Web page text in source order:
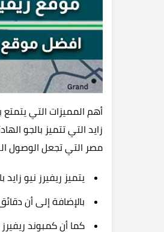
أهم المميزات التي يتمتع
زايد التي تتميز بالجو
مصر التي تجعل الوصول
يتميز ريفيرز نيو زايد
بالإضافة إلى أن
كما أن كمبوند ريفيرز